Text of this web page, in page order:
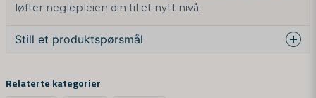
løfter neglepleien din til et nytt nivå.
Still et produktspørsmål
Spør oss om denne produktet...
Relaterte kategorier